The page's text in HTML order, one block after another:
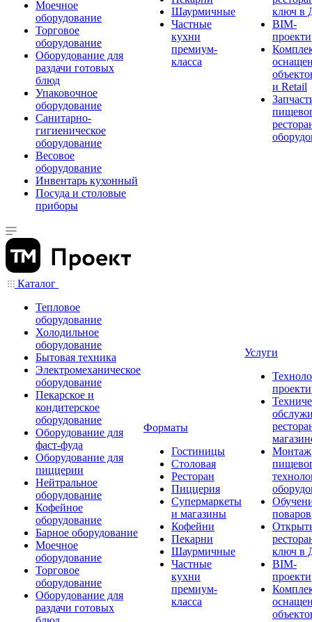
Моечное
оборудование
Торговое
оборудование
Оборудование для
раздачи готовых
блюд
Упаковочное
оборудование
Санитарно-
гигиеническое
оборудование
Весовое
оборудование
Инвентарь кухонный
Посуда и столовые
приборы
Шаурмичные
Частные
кухни
премиум-
класса
ключ в
BIM-
и Retail
Каталог
Тепловое
оборудование
Холодильное
оборудование
Бытовая техника
Электромеханическое
оборудование
Пекарское и
кондитерское
оборудование
Оборудование для
фаст-фуда
Оборудование для
пиццерии
Нейтральное
оборудование
Кофейное
оборудование
Барное оборудование
Моечное
оборудование
Торговое
оборудование
Оборудование для
раздачи готовых
Форматы
Гостиницы
Столовая
Ресторан
Пиццерия
Супермаркеты
и магазины
Кофейни
Пекарни
Шаурмичные
Частные
кухни
премиум-
класса
Услуги
Монтаж
поваров
ключ в
BIM-